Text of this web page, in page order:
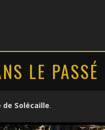
LE PASSÉ
de Solécaille.